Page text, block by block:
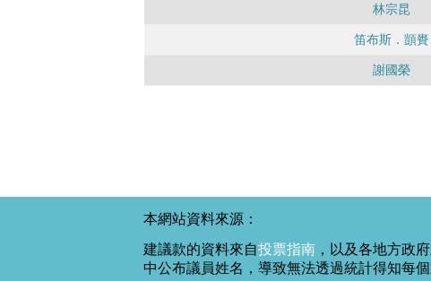
林宗昆
笛布斯．顗賚
謝國榮
本網站資料來源：
建議款的資料來自投票指南 ，以及各地方政
中公布議員姓名，導致無法透過統計得知每